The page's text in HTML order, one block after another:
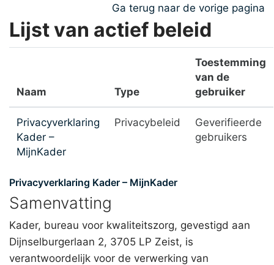
Ga terug naar de vorige pagina
Lijst van actief beleid
Naam Type
Toestemming
van de
gebruiker
Privacyverklaring
Kader –
MijnKader
Privacybeleid
Geverifieerde
gebruikers
Privacyverklaring Kader – MijnKader
Samenvatting
Kader, bureau voor kwaliteitszorg, gevestigd aan
Dijnselburgerlaan 2, 3705 LP Zeist, is
verantwoordelijk voor de verwerking van